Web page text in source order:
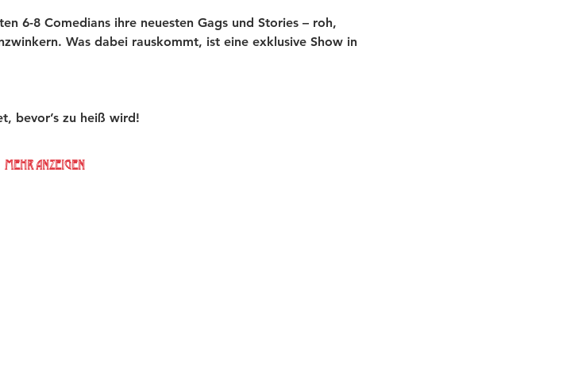
6-8 Comedians ihre neuesten Gags und Stories – roh,
Was dabei rauskommt, ist eine exklusive Show in
bevor’s zu heiß wird!
Mehr anzeigen